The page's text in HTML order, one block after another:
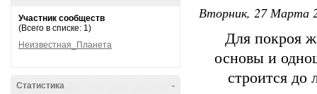
Участник сообществ
(Всего в списке: 1)
Неизвестная_Планета
-
Статистика
Вторник, 27 Марта
Для покроя
основы и
строится до